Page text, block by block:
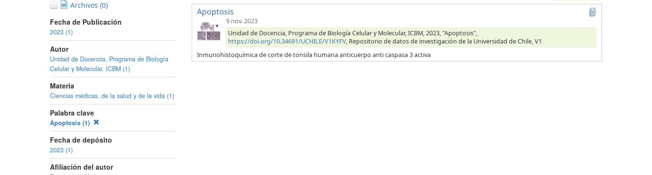
Archivos (0)
Fecha de Publicación
2023 (1)
Autor
Unidad de Docencia, Programa de Biología
Celular y Molecular, ICBM (1)
Materia
Ciencias médicas, de la salud y de la vida (1)
Palabra clave
Apoptosis (1)
Fecha de depósito
2023 (1)
Afiliación del autor
Apoptosis
9 nov. 2023
Unidad de Docencia, Programa de Biología Celular y Molecular, ICBM, 2023, "Apoptosis",
https://doi.org/10.34691/UCHILE/V1KYFV, Repositorio de datos de investigación de la Universidad de Chile, V1
Inmunohistoquímica de corte de tonsila humana anticuerpo anti caspasa 3 activa